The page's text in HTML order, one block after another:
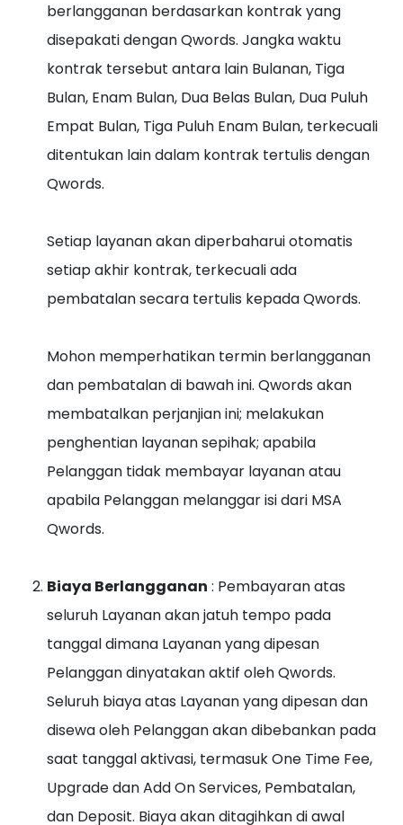
berlangganan berdasarkan kontrak yang
disepakati dengan Qwords. Jangka waktu
kontrak tersebut antara lain Bulanan, Tiga
Bulan, Enam Bulan, Dua Belas Bulan, Dua Puluh
Empat Bulan, Tiga Puluh Enam Bulan, terkecuali
ditentukan lain dalam kontrak tertulis dengan
Qwords.
Setiap layanan akan diperbaharui otomatis
setiap akhir kontrak, terkecuali ada
pembatalan secara tertulis kepada Qwords.
Mohon memperhatikan termin berlangganan
dan pembatalan di bawah ini. Qwords akan
membatalkan perjanjian ini; melakukan
penghentian layanan sepihak; apabila
Pelanggan tidak membayar layanan atau
apabila Pelanggan melanggar isi dari MSA
Qwords.
Biaya Berlangganan : Pembayaran atas
seluruh Layanan akan jatuh tempo pada
tanggal dimana Layanan yang dipesan
Pelanggan dinyatakan aktif oleh Qwords.
Seluruh biaya atas Layanan yang dipesan dan
disewa oleh Pelanggan akan dibebankan pada
saat tanggal aktivasi, termasuk One Time Fee,
Upgrade dan Add On Services, Pembatalan,
dan Deposit. Biaya akan ditagihkan di awal